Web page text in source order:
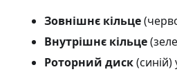
Зовнішнє кільце
Внутрішнє кільце
Роторний диск